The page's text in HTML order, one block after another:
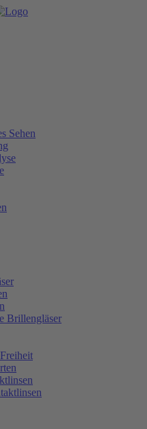
Sehen
Brillengläser